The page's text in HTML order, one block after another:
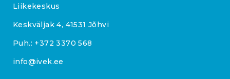
Liikekeskus
Keskväljak 4, 41531 Jõhvi
Puh.: +372 3370 568
info@ivek.ee